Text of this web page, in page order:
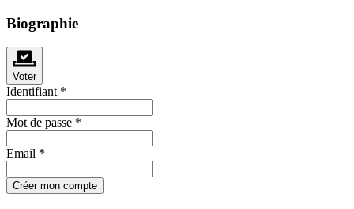
Biographie
Voter
Identifiant *
Mot de passe *
Email *
Créer mon compte